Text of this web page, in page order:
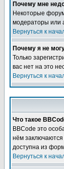
Почему мне
Некоторые
модераторы или
Вернуться к
Почему я не
Только
вас нет на это
Вернуться к
Что такое
BBCode это
нём
доступна из
Вернуться к